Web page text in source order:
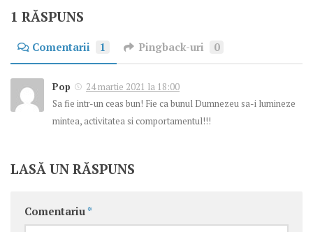
1 RĂSPUNS
Comentarii 1 Pingback-uri 0
Pop
24 martie 2021 la 18:00
Sa fie intr-un ceas bun! Fie ca bunul Dumnezeu sa-i lumineze
mintea, activitatea si comportamentul!!!
LASĂ UN RĂSPUNS
Comentariu *